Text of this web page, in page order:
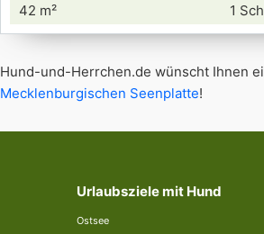
42 m²
1
Hund-und-Herrchen.de wünscht Ihnen
Mecklenburgischen Seenplatte!
Urlaubsziele mit Hund
Ostsee